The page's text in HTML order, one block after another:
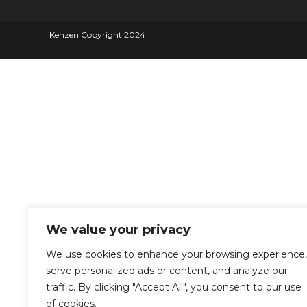
We value your privacy
We use cookies to enhance your browsing experience,
serve personalized ads or content, and analyze our
traffic. By clicking "Accept All", you consent to our use
of cookies.
Kenzen Copyright 2024